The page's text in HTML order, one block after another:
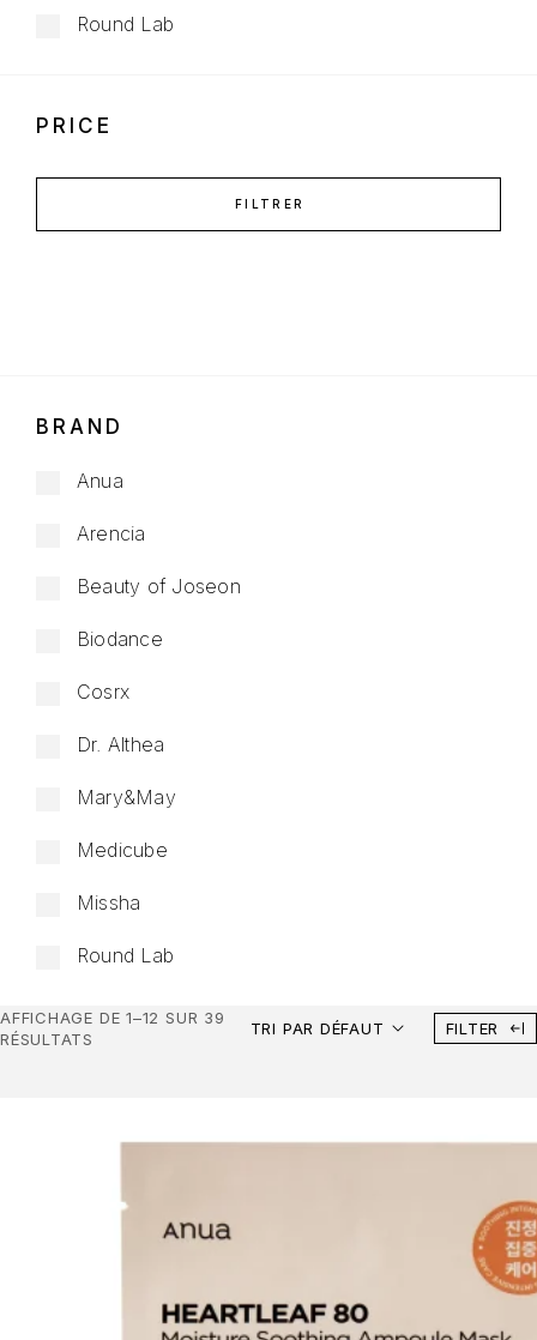
Round Lab
PRICE
FILTRER
BRAND
Anua
Arencia
Beauty of Joseon
Biodance
Cosrx
Dr. Althea
Mary&May
Medicube
Missha
Round Lab
AFFICHAGE DE 1–12 SUR 39
RÉSULTATS
TRI PAR DÉFAUT FILTER